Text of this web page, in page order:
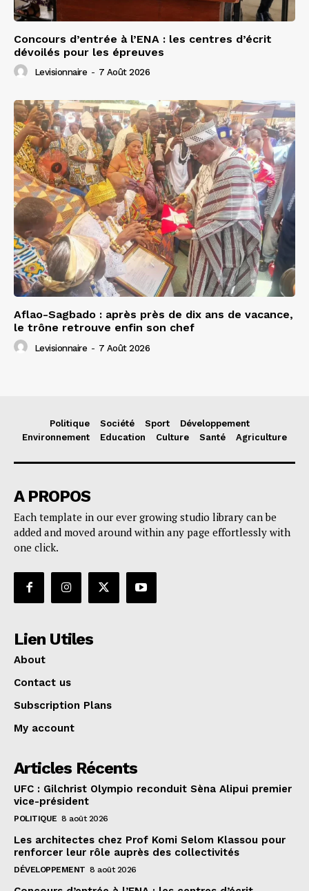
Concours d’entrée à l’ENA : les centres d’écrit
dévoilés pour les épreuves
Levisionnaire - 7 Août 2026
Aflao-Sagbado : après près de dix ans de vacance,
le trône retrouve enfin son chef
Levisionnaire - 7 Août 2026
Politique Société Sport
Développement
Environnement
Education Culture Santé Agriculture
A PROPOS
Each template in our ever growing studio library can be
added and moved around within any page effortlessly with
one click.
Lien Utiles
About
Contact us
Subscription Plans
My account
Articles Récents
UFC : Gilchrist Olympio reconduit Sèna Alipui premier
vice-président
POLITIQUE 8 août 2026
Les architectes chez Prof Komi Selom Klassou pour
renforcer leur rôle auprès des collectivités
DÉVELOPPEMENT 8 août 2026